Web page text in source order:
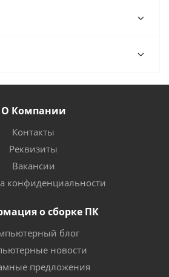
О Компании
Контакты
Реквизиты
Вакансии
конфиденциальности
о сборке ПК
блог
новости
предложения